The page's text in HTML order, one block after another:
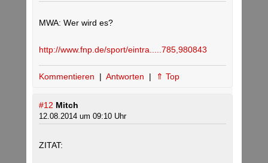
MWA: Wer wird es?
http://www.fnp.de/sport/eintra.....785,980843
Kommentieren | Antworten | ⇑ Top
#12 Mitch
12.08.2014 um 09:10 Uhr
ZITAT: